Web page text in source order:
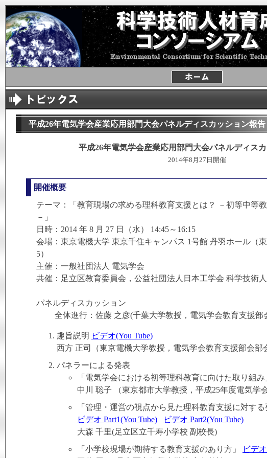
平成26年電気学会産業応用部門大会パネルディスカッション報告
平成26年電気学会産業応用部門大会パネルディス
2014年8月27日開催
開催概要
テーマ：「教育現場の求める理科教育支援とは？ －初等中等
－」
日時：2014 年 8 月 27 日（水） 14:45～16:15
会場：東京電機大学 東京千住キャンパス 1号館 丹羽ホール（
5）
主催：一般社団法人 電気学会
共催：足立区教育委員会，公益社団法人日本工学会 科学技術
パネルディスカッション
全体進行：佐藤 之彦(千葉大学教授，電気学会教育支援部
趣旨説明 ビデオ(You Tube)
西方 正司（東京電機大学教授，電気学会教育支援部会部
パネラーによる発表
「電気学会における初等理科教育に向けた取り組み
中川 聡子 （東京都市大学教授，平成25年度電気学
「管理・運営の視点から見た理科教育支援に対する
ビデオ Part1(You Tube)
ビデオ Part2(You Tube)
大森 千里(足立区立千寿小学校 副校長)
「小学校現場が期待する教育支援のあり方」
ビデ